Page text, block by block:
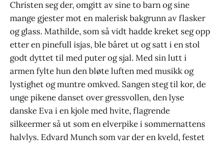
Christen seg der, omgitt av sine to barn og sine
mange gjester mot en malerisk bakgrunn av flasker
og glass. Mathilde, som så vidt hadde kreket seg opp
etter en pinefull isjas, ble båret ut og satt i en stol
godt dyttet til med puter og sjal. Med sin lutt i
armen fylte hun den bløte luften med musikk og
lystighet og muntre omkved. Sangen steg til kor, de
unge pikene danset over gressvollen, den lyse
danske Eva i en kjole med hvite, flagrende
silkeermer så ut som en elverpike i sommernattens
halvlys. Edvard Munch som var der en kveld, festet